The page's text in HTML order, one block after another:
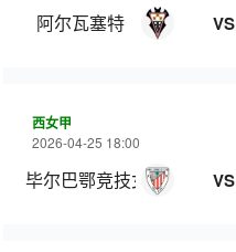
阿尔瓦塞特 VS
西女甲
2026-04-25 18:00
毕尔巴鄂竞技女足 VS